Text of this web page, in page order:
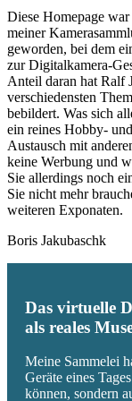
Diese Homepage
meiner
geworden, bei dem
zur Digitalkamera-
Anteil daran hat Ralf
verschiedensten
bebildert. Was sich
ein reines Hobby-
Austausch mit
keine Werbung und
Sie allerdings noch
Sie nicht mehr
weiteren Exponaten.
Boris Jakubaschk
Das virtuelle
als reales
Meine Sammelei
Geräte eines
können, sondern